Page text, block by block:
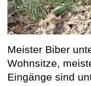
Meister Biber
Wohnsitze,
Eingänge sind